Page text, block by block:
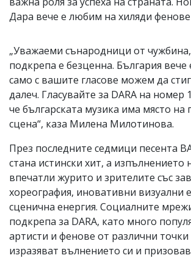
Дара вече е любим на хиляди
„Уважаеми сънародници от
подкрепа е безценна. България
само с вашите гласове можем да
далеч. Гласувайте за DARA на номер
че българската музика има място на
сцена“, каза Милена Милотинова.
През последните седмици песента
стана истински хит, а изпълнението
впечатли журито и зрителите със
хореография, иновативни визуални
сценична енергия. Социалните
подкрепа за DARA, като много
артисти и фенове от различни точки
изразяват вълнението си и